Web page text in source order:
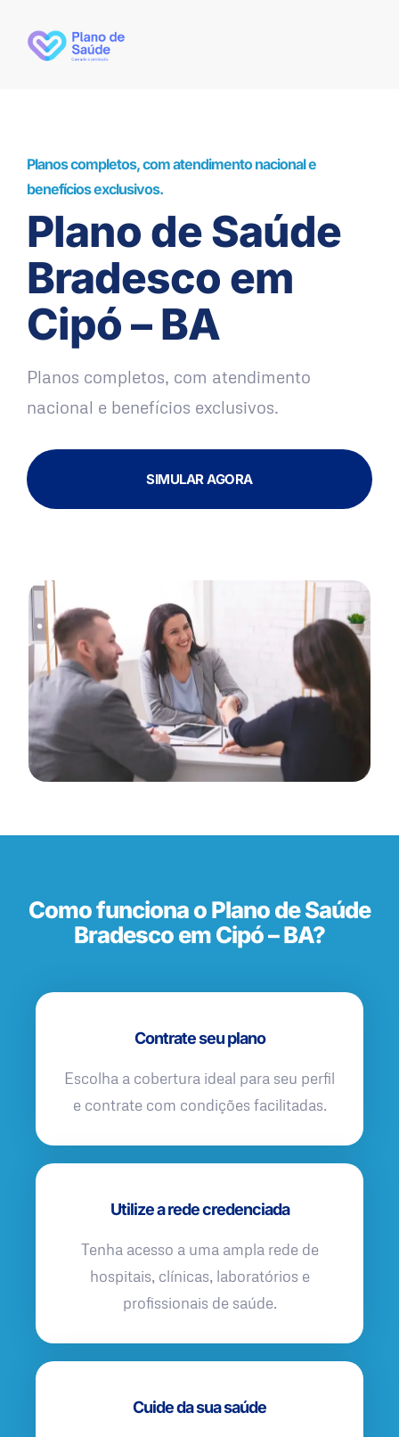
Planos completos, com atendimento nacional e
benefícios exclusivos.
Plano de Saúde
Bradesco em
Cipó – BA
Planos completos, com atendimento
nacional e benefícios exclusivos.
SIMULAR AGORA
Como funciona o Plano de Saúde
Bradesco em Cipó – BA?
Contrate seu plano
Escolha a cobertura ideal para seu perfil
e contrate com condições facilitadas.
Utilize a rede credenciada
Tenha acesso a uma ampla rede de
hospitais, clínicas, laboratórios e
profissionais de saúde.
Cuide da sua saúde